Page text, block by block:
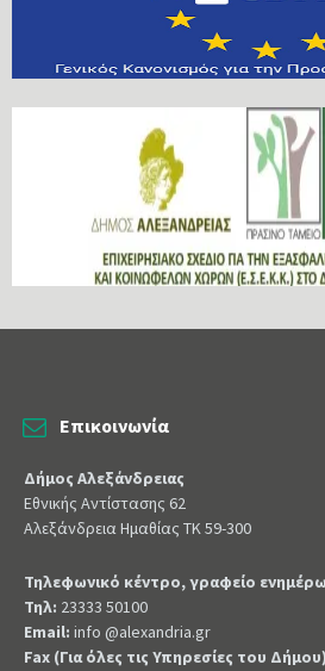
Επικοινωνία
Δήμος Αλεξάνδρειας
Εθνικής Αντίστασης 62
Αλεξάνδρεια Ημαθίας ΤΚ 59-300
Τηλεφωνικό κέντρο, γραφείο
Τηλ: 23333 50100
Email: info @alexandria.gr
Fax (Για όλες τις Υπηρεσίες του